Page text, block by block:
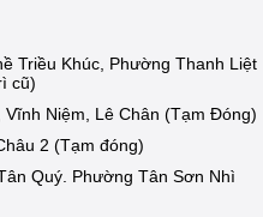
Triều Khúc, Phường Thanh Liệt
cũ)
Niệm, Lê Chân (Tạm Đóng)
2 (Tạm đóng)
Quý. Phường Tân Sơn Nhì